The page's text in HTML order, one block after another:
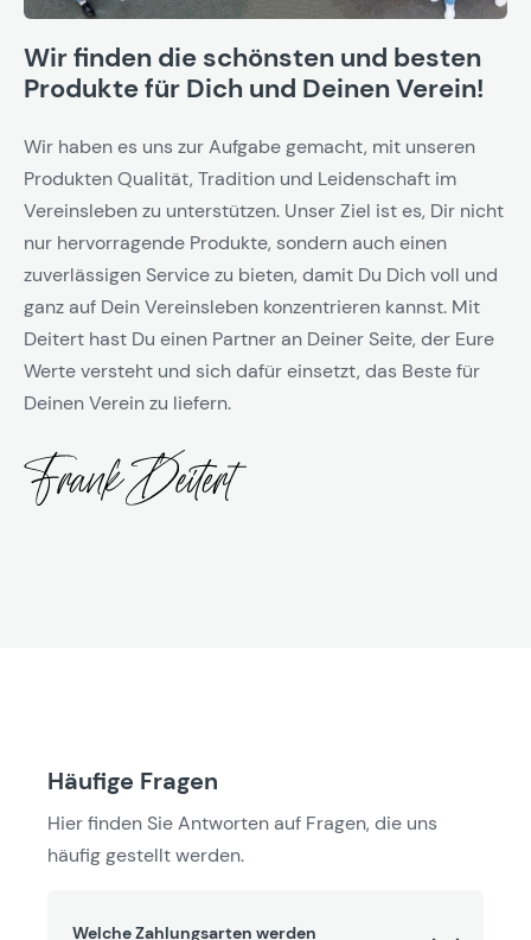
Wir finden die schönsten und besten
Produkte für Dich und Deinen Verein!
Wir haben es uns zur Aufgabe gemacht, mit unseren
Produkten Qualität, Tradition und Leidenschaft im
Vereinsleben zu unterstützen. Unser Ziel ist es, Dir nicht
nur hervorragende Produkte, sondern auch einen
zuverlässigen Service zu bieten, damit Du Dich voll und
ganz auf Dein Vereinsleben konzentrieren kannst. Mit
Deitert hast Du einen Partner an Deiner Seite, der Eure
Werte versteht und sich dafür einsetzt, das Beste für
Deinen Verein zu liefern.
Häufige Fragen
Hier finden Sie Antworten auf Fragen, die uns
häufig gestellt werden.
Welche Zahlungsarten werden